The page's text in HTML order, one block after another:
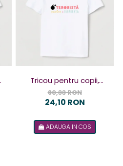
Tricou pentru copii,
design Terorista
80,33 RON
24,10 RON
ADAUGA IN COS